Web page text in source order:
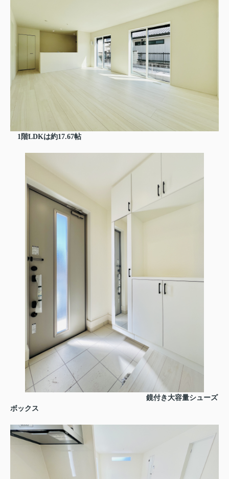
1階LDKは約17.67帖
鏡付き大容量シューズ
ボックス